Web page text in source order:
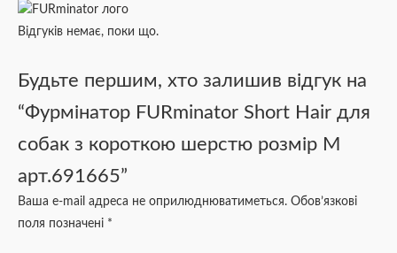
Відгуків немає, поки що.
Будьте першим, хто залишив відгук на
“Фурмінатор FURminator Short Hair для
собак з короткою шерстю розмір М
арт.691665”
Ваша e-mail адреса не оприлюднюватиметься. Обов’язкові
поля позначені *